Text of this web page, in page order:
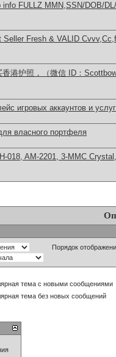
info FULLZ MMN,SSN/DOB/
Fresh & VALID
港护照，（微信 ID：
игровых аккаунтов и услуг
для власного портфеля
018, AM-2201, 3-MMC
Порядок
тема с новыми сообщениями
тема без новых сообщений